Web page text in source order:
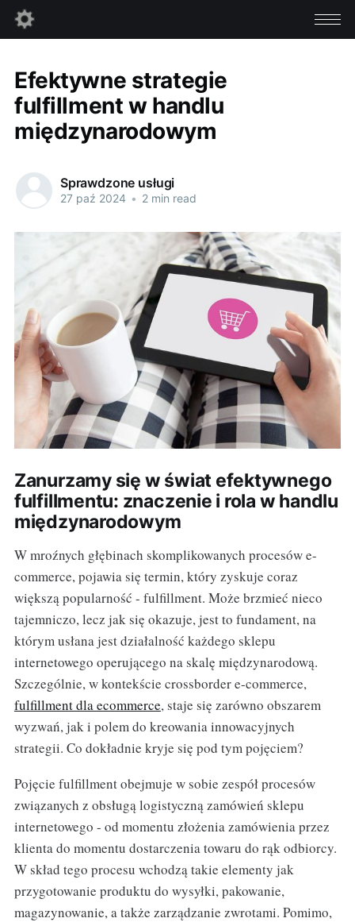
Efektywne strategie
fulfillment w handlu
międzynarodowym
Sprawdzone usługi
27 paź 2024 • 2 min read
Zanurzamy się w świat efektywnego
fulfillmentu: znaczenie i rola w handlu
międzynarodowym
W mroźnych głębinach skomplikowanych procesów e-
commerce, pojawia się termin, który zyskuje coraz
większą popularność - fulfillment. Może brzmieć nieco
tajemniczo, lecz jak się okazuje, jest to fundament, na
którym usłana jest działalność każdego sklepu
internetowego operującego na skalę międzynarodową.
Szczególnie, w kontekście crossborder e-commerce,
fulfillment dla ecommerce, staje się zarówno obszarem
wyzwań, jak i polem do kreowania innowacyjnych
strategii. Co dokładnie kryje się pod tym pojęciem?
Pojęcie fulfillment obejmuje w sobie zespół procesów
związanych z obsługą logistyczną zamówień sklepu
internetowego - od momentu złożenia zamówienia przez
klienta do momentu dostarczenia towaru do rąk odbiorcy.
W skład tego procesu wchodzą takie elementy jak
przygotowanie produktu do wysyłki, pakowanie,
magazynowanie, a także zarządzanie zwrotami. Pomimo,